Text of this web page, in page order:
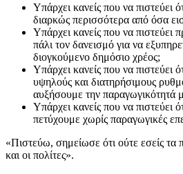
Υπάρχει κανείς που να πιστεύει
διαρκώς περισσότερα από όσα
Υπάρχει κανείς που να πιστεύει
πάλι τον δανεισμό για να
διογκούμενο δημόσιο χρέος;
Υπάρχει κανείς που να πιστεύει
υψηλούς και διατηρήσιμους
αυξήσουμε την παραγωγικότητά
Υπάρχει κανείς που να πιστεύει
πετύχουμε χωρίς παραγωγικές
«Πιστεύω, σημείωσε ότι ούτε εσείς τα
και οι πολίτες».